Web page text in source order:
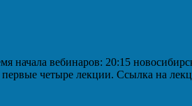
вебинаров: 20:15
четыре лекции. Ссылка на